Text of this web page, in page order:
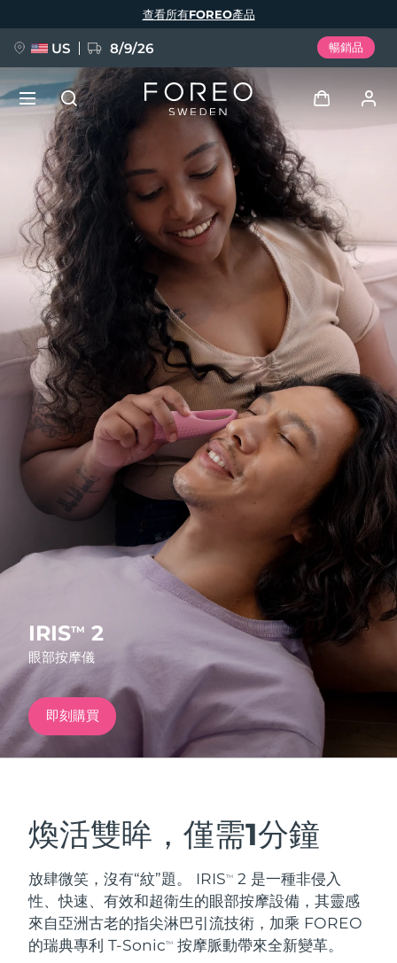
IRISTM 2
眼部按摩儀
即刻購買
煥活雙眸，僅需1分鐘
放肆微笑，沒有“紋”題。 IRISTM
2 是一種非侵入
性、快速、有效和超衛生的眼部按摩設備，其靈感
來自亞洲古老的指尖淋巴引流技術，加乘 FOREO
的瑞典專利 T-SonicTM 按摩脈動帶來全新變革。
查看所有FOREO產品
US 8/9/26 暢銷品
用戶信息
我的設備
我的訂單
我的地址
我的訂閱
新品
FAQ™ Pure Beauty-Tech Elixir
BREAKING NEWS
issa™ Teeth Whitening Set
FAQ™ Dual LED Panel
特別優惠 暢銷產品
紅光療法
面部清潔
LUNA™ 4 套裝
Anti-aging massage
緊致提拉
BEAR™ 2 套裝
Microcurrent toning
語言
English Deutsch
Español
Français
Italiano
Português
Polski
Svenska
Русский
Türkçe
简体中文 繁體中文
發貨國家
美國 預計送達日期 8/9/26
英國 預計送達日期 8/8/26
預計送達日期 8/8/26
預計送達日期 8/11/26
預計送達日期 8/8/26
德國 預計送達日期
加拿大 預計送達日期
奧地利 預計送達日期
比利時 預計送達日期8/8/26
百慕達 預計送達日期8/14/26